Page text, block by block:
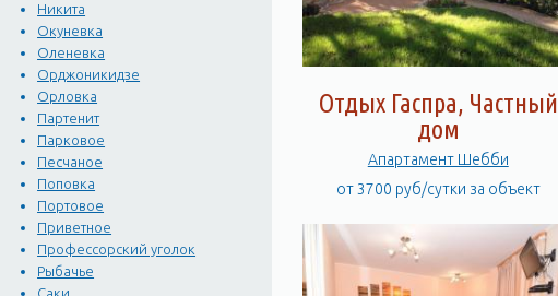
Никита
Окуневка
Оленевка
Орджоникидзе
Орловка
Партенит
Парковое
Песчаное
Поповка
Портовое
Приветное
Профессорский уголок
Рыбачье
Отдых Гаспра, Частный
дом
Апартамент Шебби
от 3700 руб/сутки за объект